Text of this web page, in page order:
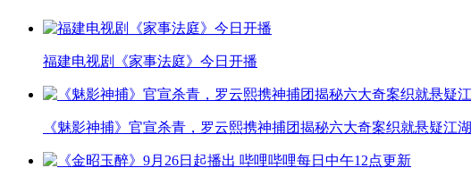
福建电视剧《家事法庭》今日开播
《魅影神捕》官宣杀青，罗云熙携神捕团揭秘六大奇案织就悬疑江湖